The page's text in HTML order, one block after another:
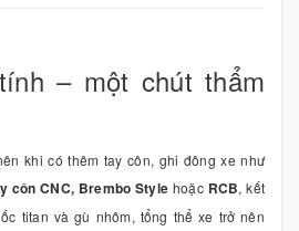
– một chút thẩm
khi có thêm tay côn, ghi đông xe như
côn CNC, Brembo Style hoặc RCB, kết
titan và gù nhôm, tổng thể xe trở nên